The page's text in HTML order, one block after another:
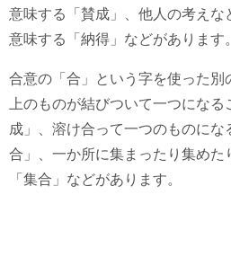
意味する「賛成」、他人の考えな
意味する「納得」などがあります。
合意の「合」という字を使った別
上のものが結びついて一つにな
成」、溶け合って一つのものにな
合」、一か所に集まったり集めた
「集合」などがあります。